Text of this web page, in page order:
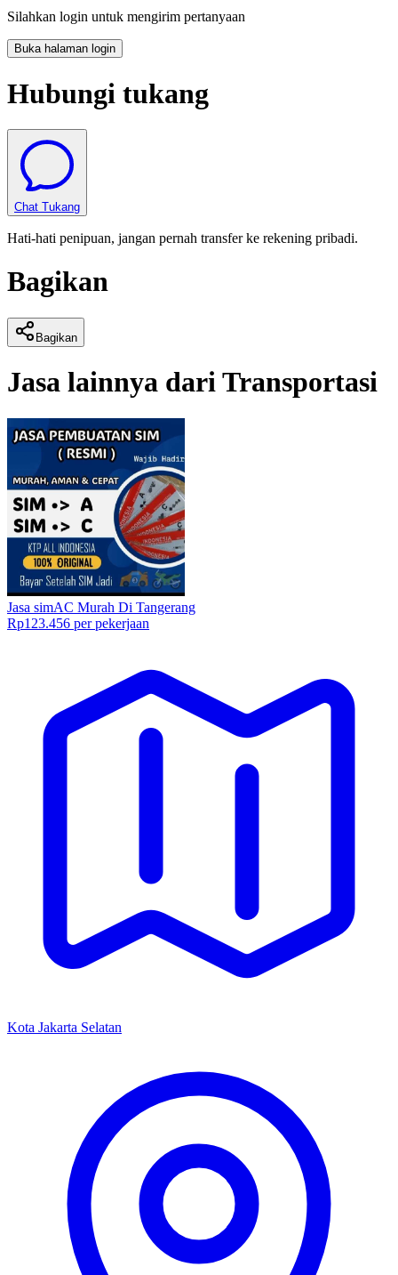
Silahkan login untuk mengirim pertanyaan
Buka halaman login
Hubungi tukang
Chat Tukang
Hati-hati penipuan, jangan pernah transfer ke rekening pribadi.
Bagikan
Bagikan
Jasa lainnya dariTransportasi
Jasa simAC Murah Di Tangerang
Rp123.456 per pekerjaan
Kota Jakarta Selatan